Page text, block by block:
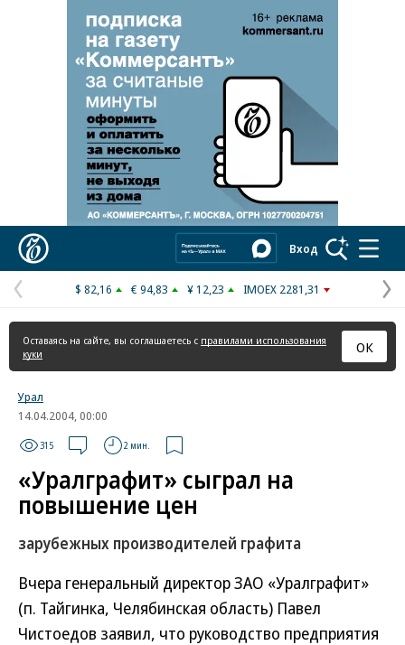
Вход
Предыдущая
страница
$ 82,16 € 94,83 ¥ 12,23 IMOEX 2281,31
Оставаясь на сайте, вы соглашаетесь с правилами использования
куки
ОК
Урал
14.04.2004, 00:00
315 2 мин.
«Уралграфит» сыграл на
повышение цен
зарубежных производителей графита
Вчера генеральный директор ЗАО «Уралграфит»
(п. Тайгинка, Челябинская область) Павел
Чистоедов заявил, что руководство предприятия